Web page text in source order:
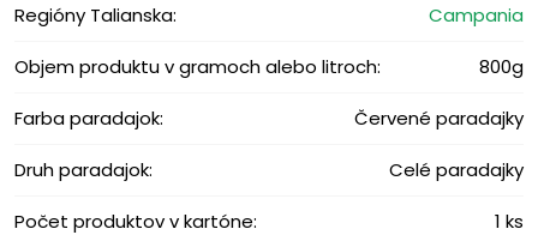
Regióny Talianska: Campania
Objem produktu v gramoch alebo litroch: 800g
Farba paradajok: Červené paradajky
Druh paradajok: Celé paradajky
Počet produktov v kartóne: 1 ks